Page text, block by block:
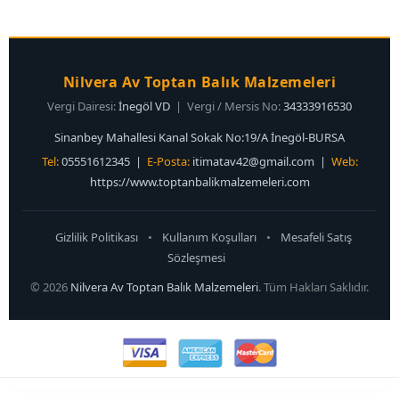
Nilvera Av Toptan Balık Malzemeleri
Vergi Dairesi:İnegöl VD | Vergi / Mersis No:34333916530
Sinanbey Mahallesi Kanal Sokak No:19/A İnegöl-BURSA
Tel:05551612345 | E-Posta: itimatav42@gmail.com | Web:
https://www.toptanbalikmalzemeleri.com
Gizlilik Politikası • Kullanım Koşulları •
Mesafeli Satış
Sözleşmesi
© 2026 Nilvera Av Toptan Balık Malzemeleri. Tüm Hakları Saklıdır.